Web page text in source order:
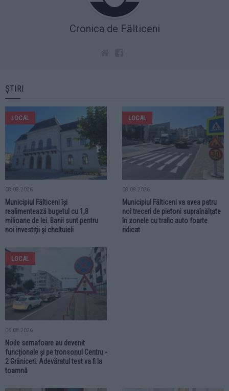
Cronica de Fălticeni
ȘTIRI
LOCAL
08.08.2026
Municipiul Fălticeni își
realimentează bugetul cu 1,8
milioane de lei. Banii sunt pentru
noi investiții și cheltuieli
LOCAL
08.08.2026
Municipiul Fălticeni va avea patru
noi treceri de pietoni supraînălțate
în zonele cu trafic auto foarte
ridicat
LOCAL
06.08.2026
Noile semafoare au devenit
funcționale și pe tronsonul Centru -
2 Grăniceri. Adevăratul test va fi la
toamnă